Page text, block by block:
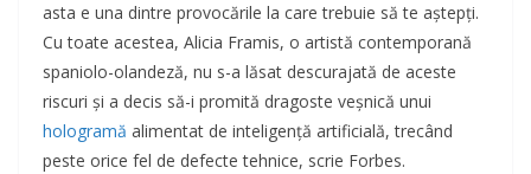
asta e una dintre provocările la care trebuie să te aștepți.
Cu toate acestea, Alicia Framis, o artistă contemporană
spaniolo-olandeză, nu s-a lăsat descurajată de aceste
riscuri și a decis să-i promită dragoste veșnică unui
hologramă alimentat de inteligență artificială, trecând
peste orice fel de defecte tehnice, scrie Forbes.